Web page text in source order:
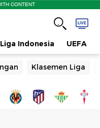
CONTENT
Liga Indonesia UEFA
Klasemen Liga